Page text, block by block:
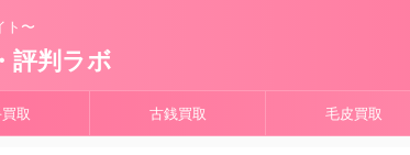
ト〜
評判ラボ
取 古銭買取 毛皮買取